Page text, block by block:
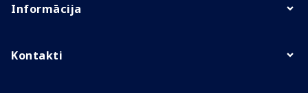
Informācija
Kontakti